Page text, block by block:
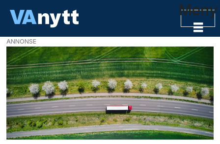
Meny
Tag:
grønne
anskaffelser
ANNONSE